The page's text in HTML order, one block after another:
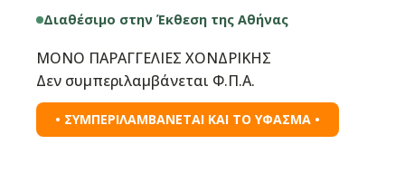
Διαθέσιμο στην Έκθεση της Αθήνας
ΜΟΝΟ ΠΑΡΑΓΓΕΛΙΕΣ ΧΟΝΔΡΙΚΗΣ
Δεν συμπεριλαμβάνεται Φ.Π.Α.
• ΣΥΜΠΕΡΙΛΑΜΒΑΝΕΤΑΙ ΚΑΙ ΤΟ ΥΦΑΣΜΑ •